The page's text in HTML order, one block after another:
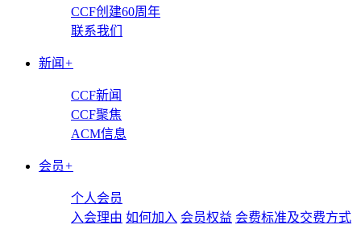
CCF创建60周年
联系我们
新闻 +
CCF新闻
CCF聚焦
ACM信息
会员+
个人会员
入会理由 如何加入 会员权益 会费标准及交费方式